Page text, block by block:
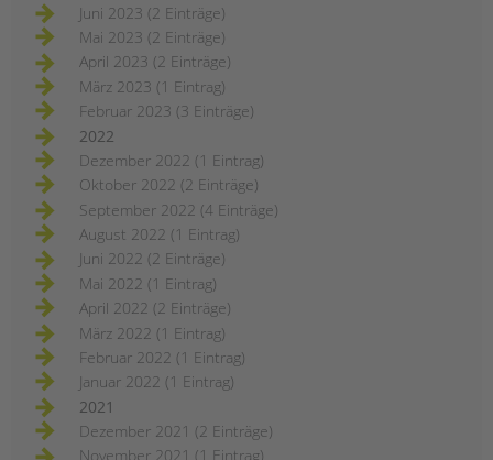
Juni 2023 (2 Einträge)
Mai 2023 (2 Einträge)
April 2023 (2 Einträge)
März 2023 (1 Eintrag)
Februar 2023 (3 Einträge)
2022
Dezember 2022 (1 Eintrag)
Oktober 2022 (2 Einträge)
September 2022 (4 Einträge)
August 2022 (1 Eintrag)
Juni 2022 (2 Einträge)
Mai 2022 (1 Eintrag)
April 2022 (2 Einträge)
März 2022 (1 Eintrag)
Februar 2022 (1 Eintrag)
Januar 2022 (1 Eintrag)
2021
Dezember 2021 (2 Einträge)
November 2021 (1 Eintrag)